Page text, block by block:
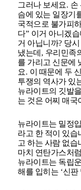
그러나 보세요. 손
슴에 있는 일장기
국적으로 불가피
다” 이거 아니겠
거 아닙니까? 당
냈는데 , 우리민족
를 가리고 신문에
요. 이 때문에 두
투쟁의 역사가 있
뉴라이트의 깃발
는 것은 어찌 매국
뉴라이트는 밀정
라고 한 적이 있습
고 하는 사람 없습
마치 연탄가스처럼
뉴라이트는 독립
해를 입히는 ‘신판